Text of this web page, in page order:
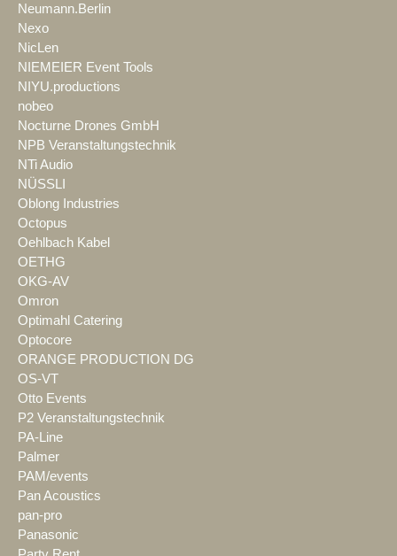
Neumann.Berlin
Nexo
NicLen
NIEMEIER Event Tools
NIYU.productions
nobeo
Nocturne Drones GmbH
NPB Veranstaltungstechnik
NTi Audio
NÜSSLI
Oblong Industries
Octopus
Oehlbach Kabel
OETHG
OKG-AV
Omron
Optimahl Catering
Optocore
ORANGE PRODUCTION DG
OS-VT
Otto Events
P2 Veranstaltungstechnik
PA-Line
Palmer
PAM/events
Pan Acoustics
pan-pro
Panasonic